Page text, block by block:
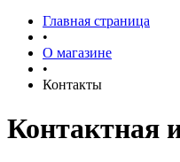
Главная страница
•
О магазине
•
Контакты
Контактная